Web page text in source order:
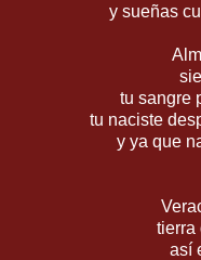
y sueñas
tu sangre
tu naciste
y ya que
tierra
así